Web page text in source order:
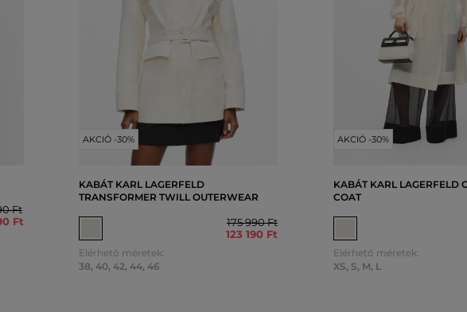
Ft
Ft
AKCIÓ -30%
KABÁT KARL LAGERFELD
TRANSFORMER TWILL OUTERWEAR
175 990 Ft
123 190 Ft
Elérhető méretek:
38, 40, 42, 44, 46
AKCIÓ -30%
KABÁT KARL LAGERFELD
COAT
Elérhető méretek:
XS, S, M, L